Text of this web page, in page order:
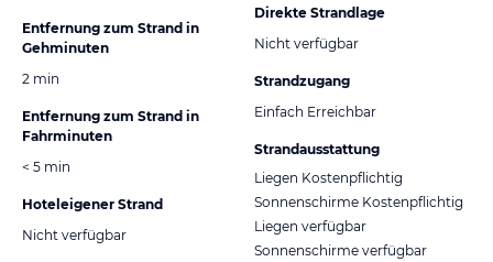
Entfernung zum Strand in
Gehminuten
2 min
Entfernung zum Strand in
Fahrminuten
< 5 min
Hoteleigener Strand
Nicht verfügbar
Direkte Strandlage
Nicht verfügbar
Strandzugang
Einfach Erreichbar
Strandausstattung
Liegen Kostenpflichtig
Sonnenschirme Kostenpflichtig
Liegen verfügbar
Sonnenschirme verfügbar